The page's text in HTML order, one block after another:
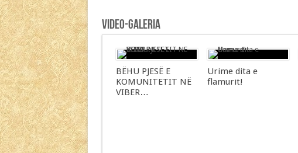
Video-Galeria
BËHU PJESË E
KOMUNITETIT NË
VIBER…
Urime dita e
flamurit!